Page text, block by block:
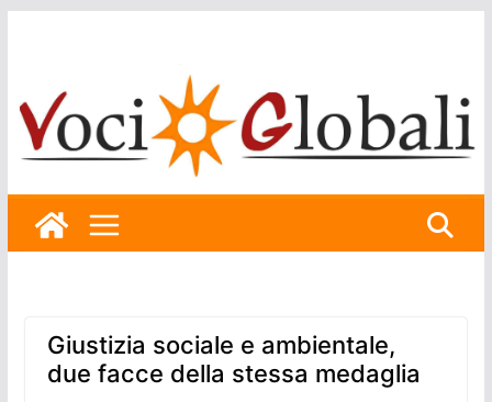
Giustizia sociale e ambientale,
due facce della stessa medaglia